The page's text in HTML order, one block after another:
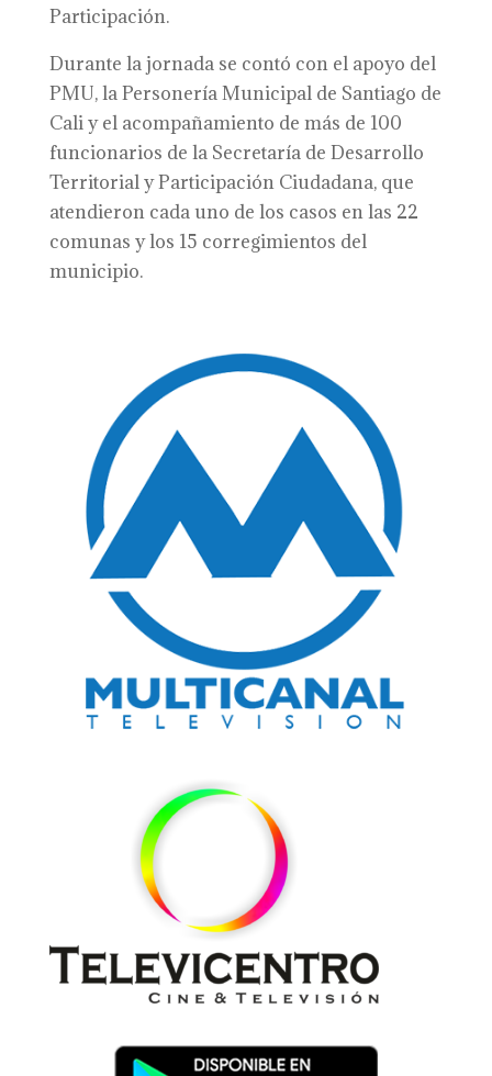
Participación.
Durante la jornada se contó con el apoyo del
PMU, la Personería Municipal de Santiago de
Cali y el acompañamiento de más de 100
funcionarios de la Secretaría de Desarrollo
Territorial y Participación Ciudadana, que
atendieron cada uno de los casos en las 22
comunas y los 15 corregimientos del
municipio.